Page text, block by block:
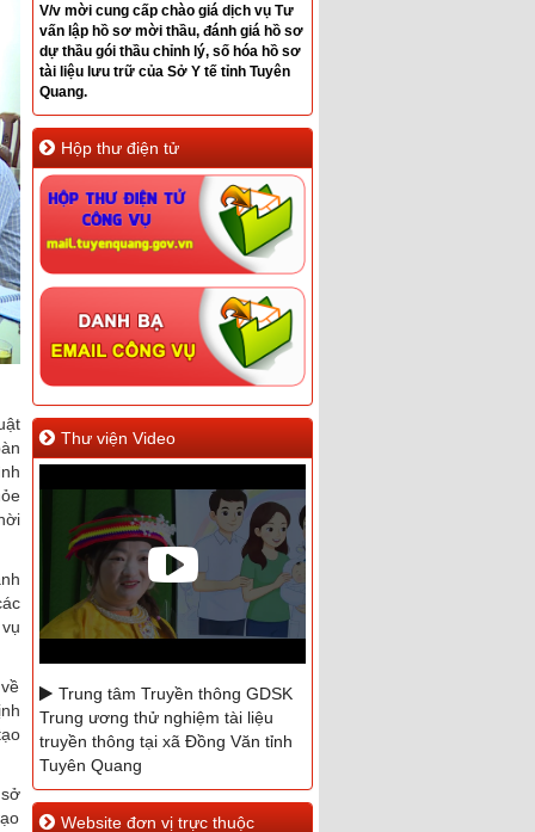
V/v mời cung cấp chào giá dịch vụ Tư
vấn lập hồ sơ mời thầu, đánh giá hồ sơ
dự thầu gói thầu chỉnh lý, số hóa hồ sơ
tài liệu lưu trữ của Sở Y tế tỉnh Tuyên
Quang.
Hộp thư điện tử
Thư viện Video
Trung tâm Truyền thông GDSK
Trung ương thử nghiệm tài liệu
truyền thông tại xã Đồng Văn tỉnh
Tuyên Quang
Phóng sự hưởng ứng ngày
Quốc tế Điều dưỡng
Website đơn vị trực thuộc